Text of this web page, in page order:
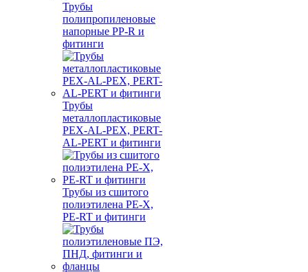
Трубы
полипропиленовые
напорные PP-R и
фитинги
Трубы
металлопластиковые
PEX-AL-PEX, PERT-
AL-PERT и фитинги
Трубы из сшитого
полиэтилена PE-X,
PE-RT и фитинги